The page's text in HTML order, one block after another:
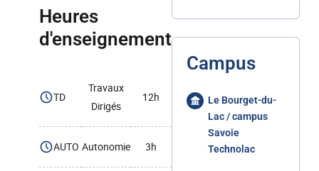
Heures
d'enseignement
TD
Travaux
Dirigés
12h
AUTO Autonomie 3h
Campus
Le Bourget-du-
Lac / campus
Savoie
Technolac